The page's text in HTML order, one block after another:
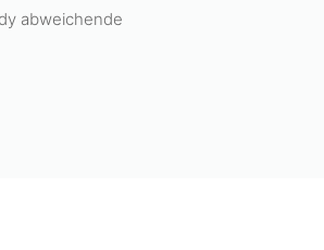
abweichende